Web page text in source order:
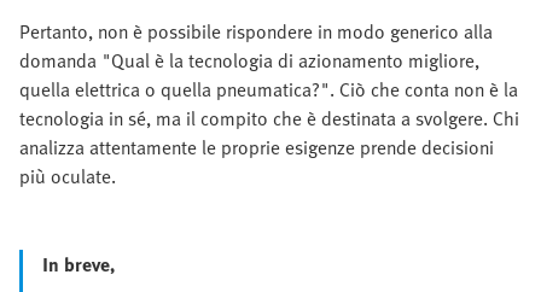
Pertanto, non è possibile rispondere in modo generico alla
domanda "Qual è la tecnologia di azionamento migliore,
quella elettrica o quella pneumatica?". Ciò che conta non è la
tecnologia in sé, ma il compito che è destinata a svolgere. Chi
analizza attentamente le proprie esigenze prende decisioni
più oculate.
In breve,